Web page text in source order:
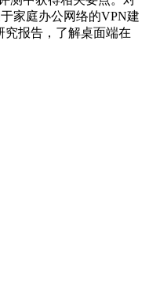
家庭办公网络的VPN建
报告，了解桌面端在